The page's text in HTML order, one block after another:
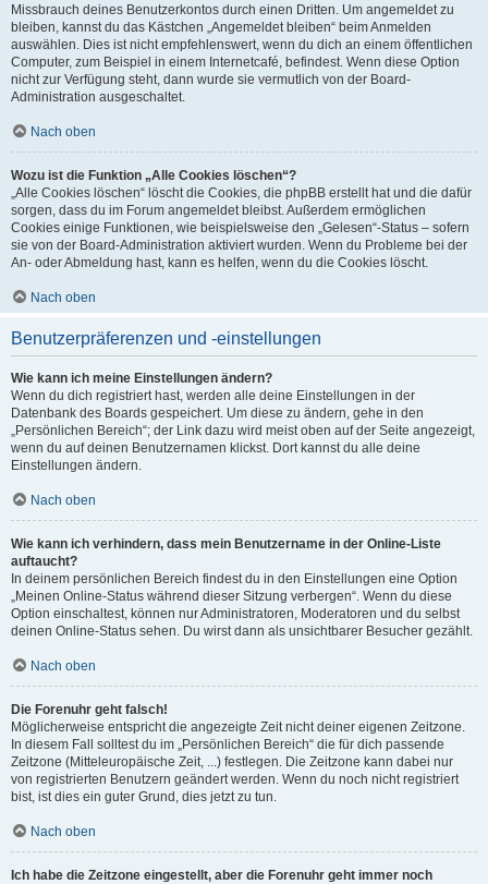
Missbrauch deines Benutzerkontos durch einen Dritten. Um angemeldet zu
bleiben, kannst du das Kästchen „Angemeldet bleiben“ beim Anmelden
auswählen. Dies ist nicht empfehlenswert, wenn du dich an einem öffentlichen
Computer, zum Beispiel in einem Internetcafé, befindest. Wenn diese Option
nicht zur Verfügung steht, dann wurde sie vermutlich von der Board-
Administration ausgeschaltet.
Nach oben
Wozu ist die Funktion „Alle Cookies löschen“?
„Alle Cookies löschen“ löscht die Cookies, die phpBB erstellt hat und die dafür
sorgen, dass du im Forum angemeldet bleibst. Außerdem ermöglichen
Cookies einige Funktionen, wie beispielsweise den „Gelesen“-Status – sofern
sie von der Board-Administration aktiviert wurden. Wenn du Probleme bei der
An- oder Abmeldung hast, kann es helfen, wenn du die Cookies löscht.
Nach oben
Benutzerpräferenzen und -einstellungen
Wie kann ich meine Einstellungen ändern?
Wenn du dich registriert hast, werden alle deine Einstellungen in der
Datenbank des Boards gespeichert. Um diese zu ändern, gehe in den
„Persönlichen Bereich“; der Link dazu wird meist oben auf der Seite angezeigt,
wenn du auf deinen Benutzernamen klickst. Dort kannst du alle deine
Einstellungen ändern.
Nach oben
Wie kann ich verhindern, dass mein Benutzername in der Online-Liste
auftaucht?
In deinem persönlichen Bereich findest du in den Einstellungen eine Option
„Meinen Online-Status während dieser Sitzung verbergen“. Wenn du diese
Option einschaltest, können nur Administratoren, Moderatoren und du selbst
deinen Online-Status sehen. Du wirst dann als unsichtbarer Besucher gezählt.
Nach oben
Die Forenuhr geht falsch!
Möglicherweise entspricht die angezeigte Zeit nicht deiner eigenen Zeitzone.
In diesem Fall solltest du im „Persönlichen Bereich“ die für dich passende
Zeitzone (Mitteleuropäische Zeit, ...) festlegen. Die Zeitzone kann dabei nur
von registrierten Benutzern geändert werden. Wenn du noch nicht registriert
bist, ist dies ein guter Grund, dies jetzt zu tun.
Nach oben
Ich habe die Zeitzone eingestellt, aber die Forenuhr geht immer noch